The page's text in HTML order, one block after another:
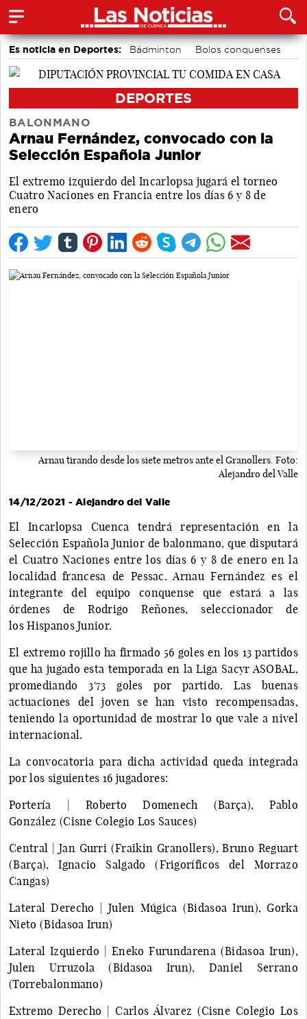
Es noticia en Deportes: Bádminton
Bolos conquenses
Balonmano
Piragüismo
DEPORTES
BALONMANO
Arnau Fernández, convocado con la
Selección Española Junior
El extremo izquierdo del Incarlopsa jugará el torneo
Cuatro Naciones en Francia entre los días 6 y 8 de
enero
Arnau tirando desde los siete metros ante el Granollers. Foto:
Alejandro del Valle
14/12/2021 - Alejandro del Valle
El Incarlopsa Cuenca tendrá representación en la
Selección Española Junior de balonmano, que disputará
el Cuatro Naciones entre los días 6 y 8 de enero en la
localidad francesa de Pessac. Arnau Fernández es el
integrante del equipo conquense que estará a las
órdenes de Rodrigo Reñones, seleccionador de
los Hispanos Junior.
El extremo rojillo ha firmado 56 goles en los 13 partidos
que ha jugado esta temporada en la Liga Sacyr ASOBAL,
promediando 3'73 goles por partido. Las buenas
actuaciones del joven se han visto recompensadas,
teniendo la oportunidad de mostrar lo que vale a nivel
internacional.
La convocatoria para dicha actividad queda integrada
por los siguientes 16 jugadores:
Portería | Roberto Domenech (Barça), Pablo
González (Cisne Colegio Los Sauces)
Central | Jan Gurri (Fraikin Granollers), Bruno Reguart
(Barça), Ignacio Salgado (Frigoríficos del Morrazo
Cangas)
Lateral Derecho | Julen Múgica (Bidasoa Irun), Gorka
Nieto (Bidasoa Irun)
Lateral Izquierdo | Eneko Furundarena (Bidasoa Irun),
Julen Urruzola (Bidasoa Irun), Daniel Serrano
(Torrebalonmano)
Extremo Derecho | Carlos Álvarez (Cisne Colegio Los